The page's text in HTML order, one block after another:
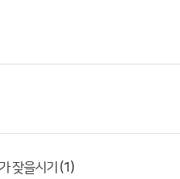
잦을시기 (1)